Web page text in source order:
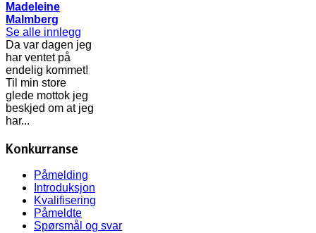
Madeleine
Malmberg
Se alle innlegg
Da var dagen jeg
har ventet på
endelig kommet!
Til min store
glede mottok jeg
beskjed om at jeg
har...
Konkurranse
Påmelding
Introduksjon
Kvalifisering
Påmeldte
Spørsmål og svar